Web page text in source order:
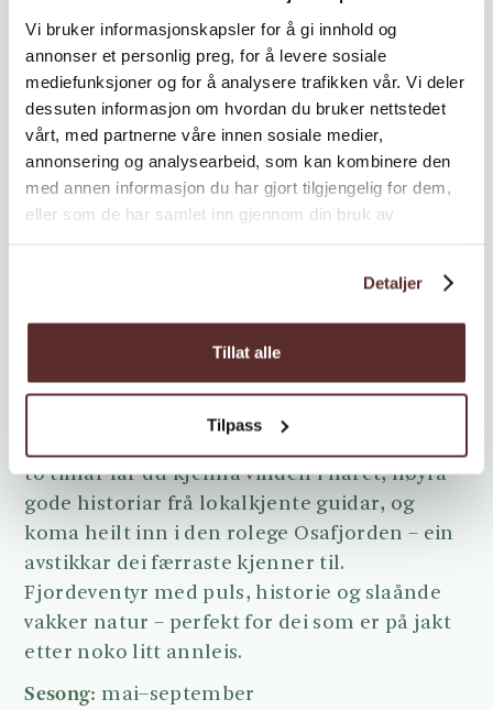
Vi bruker informasjonskapsler for å gi innhold og
annonser et personlig preg, for å levere sosiale
mediefunksjoner og for å analysere trafikken vår. Vi deler
dessuten informasjon om hvordan du bruker nettstedet
vårt, med partnerne våre innen sosiale medier,
annonsering og analysearbeid, som kan kombinere den
med annen informasjon du har gjort tilgjengelig for dem,
eller som de har samlet inn gjennom din bruk av
Detaljer
Tillat alle
Tilpass
Treng du eit lite kick?RIB-turen til
Hardangerfjord Adventure
to timar får du kjenna vinden i håret, høyra
gode historiar frå lokalkjente guidar, og
koma heilt inn i den rolege Osafjorden – ein
avstikkar dei færraste kjenner til.
Fjordeventyr med puls, historie og slaånde
vakker natur – perfekt for dei som er på jakt
etter noko litt annleis.
Sesong: mai–september